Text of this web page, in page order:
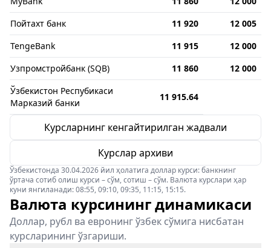
Пойтахт банк
11 920
12 005
TengeBank
11 915
12 000
Узпромстройбанк (SQB)
11 860
12 000
Ўзбекистон Респубикаси
Марказий банки
11 915.64
Курсларнинг кенгайтирилган жадвали
Курслар архиви
Ўзбекистонда 30.04.2026 йил ҳолатига доллар курси: банкнинг
ўртача сотиб олиш курси – сўм, сотиш – сўм. Валюта курслари ҳар
куни янгиланади: 08:55, 09:10, 09:35, 11:15, 15:15.
Валюта курсининг динамикаси
Доллар, рубл ва евронинг ўзбек сўмига нисбатан
курсларининг ўзгариши.